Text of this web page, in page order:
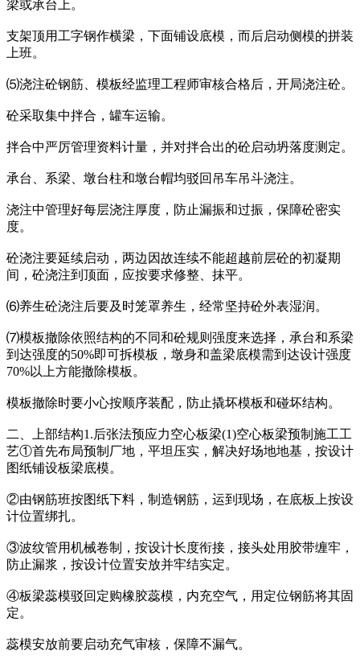
梁或承台上。
支架顶用工字钢作横梁，下面铺设底模，而后启动侧模的拼装
上班。
⑸浇注砼钢筋、模板经监理工程师审核合格后，开局浇注砼。
砼采取集中拌合，罐车运输。
拌合中严厉管理资料计量，并对拌合出的砼启动坍落度测定。
承台、系梁、墩台柱和墩台帽均驳回吊车吊斗浇注。
浇注中管理好每层浇注厚度，防止漏振和过振，保障砼密实
度。
砼浇注要延续启动，两边因故连续不能超越前层砼的初凝期
间，砼浇注到顶面，应按要求修整、抹平。
⑹养生砼浇注后要及时笼罩养生，经常坚持砼外表湿润。
⑺模板撤除依照结构的不同和砼规则强度来选择，承台和系梁
到达强度的50%即可拆模板，墩身和盖梁底模需到达设计强度
70%以上方能撤除模板。
模板撤除时要小心按顺序装配，防止撬坏模板和碰坏结构。
二、上部结构1.后张法预应力空心板梁(1)空心板梁预制施工工
艺①首先布局预制厂地，平坦压实，解决好场地地基，按设计
图纸铺设板梁底模。
②由钢筋班按图纸下料，制造钢筋，运到现场，在底板上按设
计位置绑扎。
③波纹管用机械卷制，按设计长度衔接，接头处用胶带缠牢，
防止漏浆，按设计位置安放并牢结实定。
④板梁蕊模驳回定购橡胶蕊模，内充空气，用定位钢筋将其固
定。
蕊模安放前要启动充气审核，保障不漏气。